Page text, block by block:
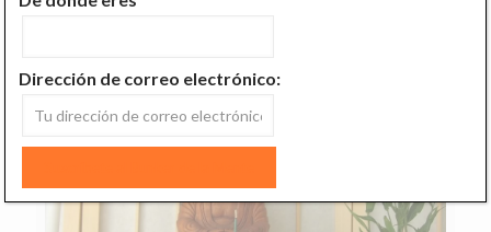
Dirección de correo electrónico: